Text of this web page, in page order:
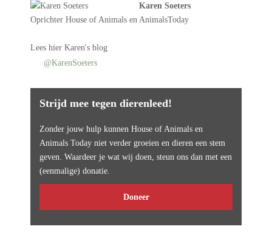
Karen Soeters
Oprichter House of Animals en AnimalsToday
Lees hier Karen's blog
@KarenSoeters
Strijd mee tegen dierenleed!
Zonder jouw hulp kunnen House of Animals en
Animals Today niet verder groeien en dieren een stem
geven. Waardeer je wat wij doen, steun ons dan met een
(eenmalige) donatie.
Doneer